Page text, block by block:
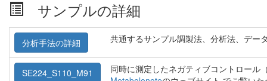
サンプルの詳細
分析手法の詳細 共通するサンプル調製法、分析法、デー
SE224_S110_M91
同時に測定したネガティブコントロール